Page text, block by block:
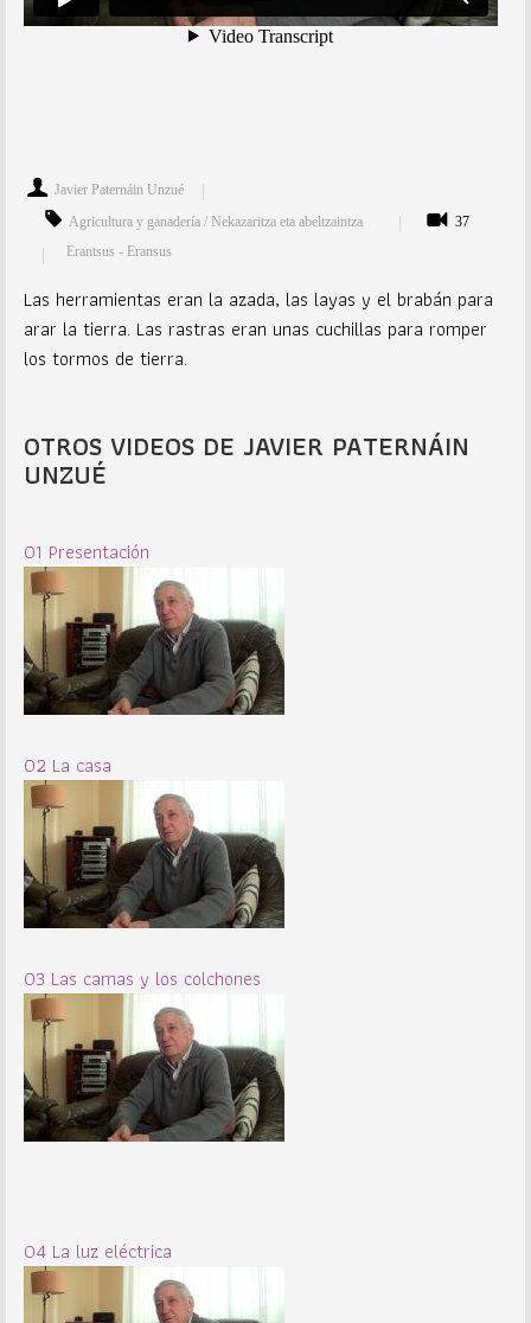
Javier Paternáin Unzué
Agricultura y ganadería / Nekazaritza eta abeltzaintza
37
Erantsus - Eransus
Las herramientas eran la azada, las layas y el brabán para
arar la tierra. Las rastras eran unas cuchillas para romper
los tormos de tierra.
OTROS VIDEOS DE JAVIER PATERNÁIN
UNZUÉ
01 Presentación
02 La casa
03 Las camas y los colchones
04 La luz eléctrica